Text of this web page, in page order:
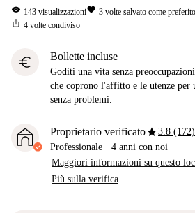
visibility 143 visualizzazionifavorite 3 volte salvato come preferito
ios_share 4 volte condiviso
euro Bollette incluse
Goditi una vita senza
che coprono l'affitto e le utenze per
senza problemi.
Proprietario verificatostar3.8 (172)
Professionale · 4 anni con noi
Maggiori informazioni su questo
Più sulla verifica